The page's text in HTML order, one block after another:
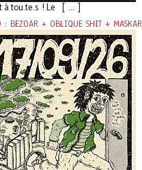
tou.te.s ! Le [ ... ]
: BEZOAR + OBLIQUE SHIT +